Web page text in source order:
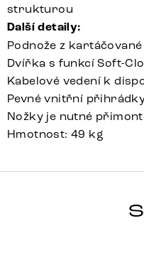
strukturou
Další detaily:
Podnože z
Dvířka s funkcí Soft-
Kabelové vedení k
Pevné vnitřní
Nožky je nutné
Hmotnost: 49 kg